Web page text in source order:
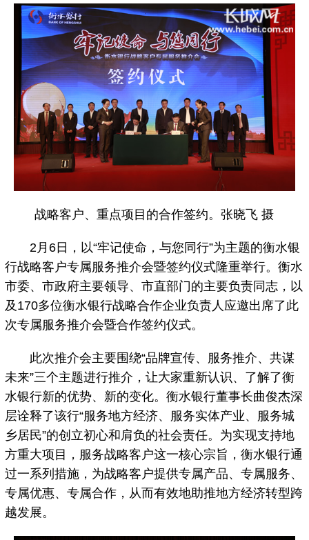
战略客户、重点项目的合作签约。张晓飞 摄
2月6日，以“牢记使命，与您同行”为主题的衡水银
行战略客户专属服务推介会暨签约仪式隆重举行。衡水
市委、市政府主要领导、市直部门的主要负责同志，以
及170多位衡水银行战略合作企业负责人应邀出席了此
次专属服务推介会暨合作签约仪式。
此次推介会主要围绕“品牌宣传、服务推介、共谋
未来”三个主题进行推介，让大家重新认识、了解了衡
水银行新的优势、新的变化。衡水银行董事长曲俊杰深
层诠释了该行“服务地方经济、服务实体产业、服务城
乡居民”的创立初心和肩负的社会责任。为实现支持地
方重大项目，服务战略客户这一核心宗旨，衡水银行通
过一系列措施，为战略客户提供专属产品、专属服务、
专属优惠、专属合作，从而有效地助推地方经济转型跨
越发展。